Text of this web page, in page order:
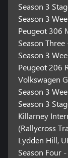
Season 3
Season 3
Peugeot 306
Season
Season 3
Peugeot 206
Volkswagen
Season 3
Season 3
Killarney
(Rallycross
Lydden Hill,
Season Four